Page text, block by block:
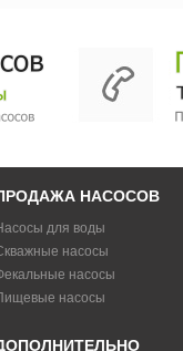
НАСОСОВ
для воды
насосы
насосы
насосы